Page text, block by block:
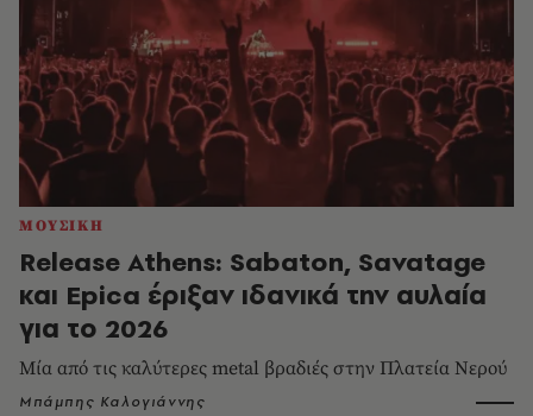
ΜΟΥΣΙΚΗ
Release Athens: Sabaton, Savatage
και Epica έριξαν ιδανικά την αυλαία
για το 2026
Μία από τις καλύτερες metal βραδιές στην Πλατεία Νερού
Μπάμπης Καλογιάννης